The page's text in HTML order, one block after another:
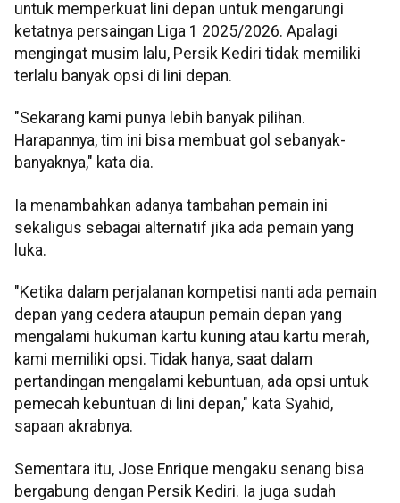
untuk memperkuat lini depan untuk mengarungi
ketatnya persaingan Liga 1 2025/2026. Apalagi
mengingat musim lalu, Persik Kediri tidak memiliki
terlalu banyak opsi di lini depan.
"Sekarang kami punya lebih banyak pilihan.
Harapannya, tim ini bisa membuat gol sebanyak-
banyaknya," kata dia.
Ia menambahkan adanya tambahan pemain ini
sekaligus sebagai alternatif jika ada pemain yang
luka.
"Ketika dalam perjalanan kompetisi nanti ada pemain
depan yang cedera ataupun pemain depan yang
mengalami hukuman kartu kuning atau kartu merah,
kami memiliki opsi. Tidak hanya, saat dalam
pertandingan mengalami kebuntuan, ada opsi untuk
pemecah kebuntuan di lini depan," kata Syahid,
sapaan akrabnya.
Sementara itu, Jose Enrique mengaku senang bisa
bergabung dengan Persik Kediri. Ia juga sudah